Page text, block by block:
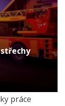
práce